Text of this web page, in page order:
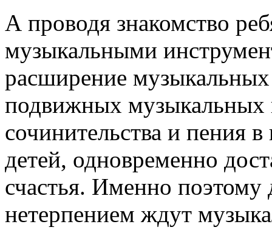
А проводя знакомство
музыкальными
расширение
подвижных музыкальных
сочинительства и пения в
детей, одновременно
счастья. Именно поэтому
нетерпением ждут